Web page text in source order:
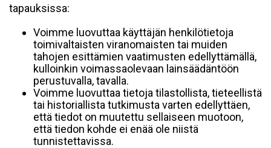
tapauksissa:
Voimme luovuttaa käyttäjän henkilötietoja
toimivaltaisten viranomaisten tai muiden
tahojen esittämien vaatimusten edellyttämällä,
kulloinkin voimassaolevaan lainsäädäntöön
perustuvalla, tavalla.
Voimme luovuttaa tietoja tilastollista, tieteellistä
tai historiallista tutkimusta varten edellyttäen,
että tiedot on muutettu sellaiseen muotoon,
että tiedon kohde ei enää ole niistä
tunnistettavissa.